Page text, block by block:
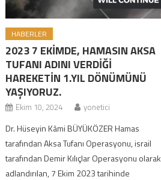
HABERLER
2023 7 EKİMDE, HAMASIN AKSA
TUFANI ADINI VERDİĞİ
HAREKETİN 1.YIL DÖNÜMÜNÜ
YAŞIYORUZ.
Ekim 10, 2024 yonetici
Dr. Hüseyin Kâmi BÜYÜKÖZER Hamas
tarafından Aksa Tufanı Operasyonu, israil
tarafından Demir Kılıçlar Operasyonu olarak
adlandırılan, 7 Ekim 2023 tarihinde